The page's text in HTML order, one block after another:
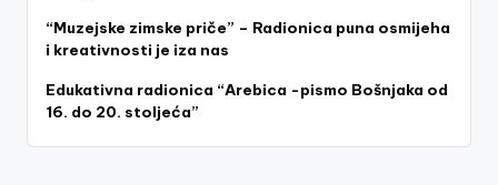
“Muzejske zimske priče” – Radionica puna osmijeha
i kreativnosti je iza nas
Edukativna radionica “Arebica -pismo Bošnjaka od
16. do 20. stoljeća”